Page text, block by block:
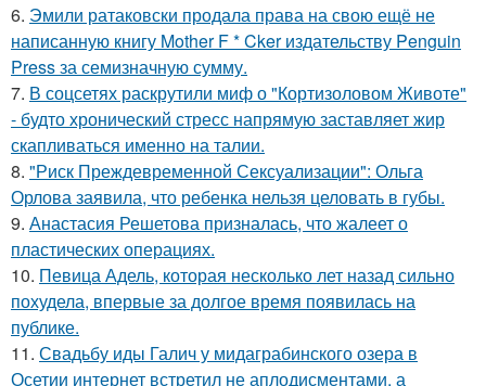
6. Эмили ратаковски продала права на свою ещё не
написанную книгу Mother F * Cker издательству Penguin
Press за семизначную сумму.
7. В соцсетях раскрутили миф о "Кортизоловом Животе"
- будто хронический стресс напрямую заставляет жир
скапливаться именно на талии.
8. "Риск Преждевременной Сексуализации": Ольга
Орлова заявила, что ребенка нельзя целовать в губы.
9. Анастасия Решетова призналась, что жалеет о
пластических операциях.
10. Певица Адель, которая несколько лет назад сильно
похудела, впервые за долгое время появилась на
публике.
11. Свадьбу иды Галич у мидаграбинского озера в
Осетии интернет встретил не аплодисментами, а